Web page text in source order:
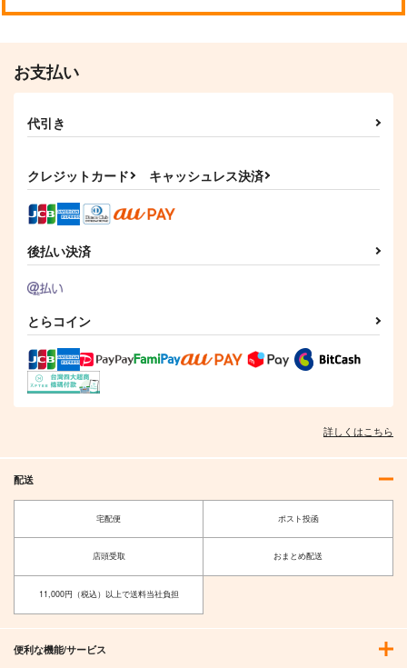
お支払い
代引き
クレジットカード キャッシュレス決済
後払い決済
とらコイン
詳しくはこちら
配送
宅配便 ポスト投函
店頭受取 おまとめ配送
11,000円（税込）以上で送料当社負担
便利な機能/サービス